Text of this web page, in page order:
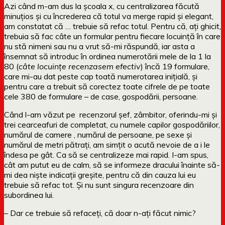
Azi când m-am dus la școala x, cu centralizarea făcută
minuțios și cu încrederea că totul va merge rapid și elegant,
am constatat că … trebuie să refac totul. Pentru că, ați ghicit,
trebuia să fac câte un formular pentru fiecare locuință în care
nu stă nimeni sau nu a vrut să-mi răspundă, iar asta a
însemnat să introduc în ordinea numerotării mele de la 1 la
80 (câte locuințe recenzasem efectiv) încă 19 formulare,
care mi-au dat peste cap toată numerotarea inițială, și
pentru care a trebuit să corectez toate cifrele de pe toate
cele 380 de formulare – de case, gospodării, persoane.
Când l-am văzut pe recenzorul șef, zâmbitor, oferindu-mi și
trei cearceafuri de completat, cu numele capilor gospodăriilor,
numărul de camere , numărul de persoane, pe sexe și
numărul de metri pătrați, am simțit o acută nevoie de a i le
îndesa pe gât. Ca să se centralizeze mai rapid. I-am spus,
cât am putut eu de calm, să se informeze dracului înainte să-
mi dea niște indicații greșite, pentru că din cauza lui eu
trebuie să refac tot. Și nu sunt singura recenzoare din
subordinea lui.
– Dar ce trebuie să refaceți, că doar n-ați făcut nimic?